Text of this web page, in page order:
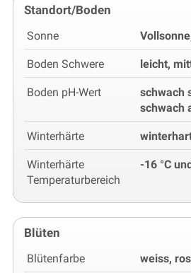
Standort/Boden
Sonne
Boden Schwere leicht,
Boden pH-Wert
schwach
schwach
Winterhärte
Winterhärte
Temperaturbereich
-16 °C
Blüten
Blütenfarbe weiss,